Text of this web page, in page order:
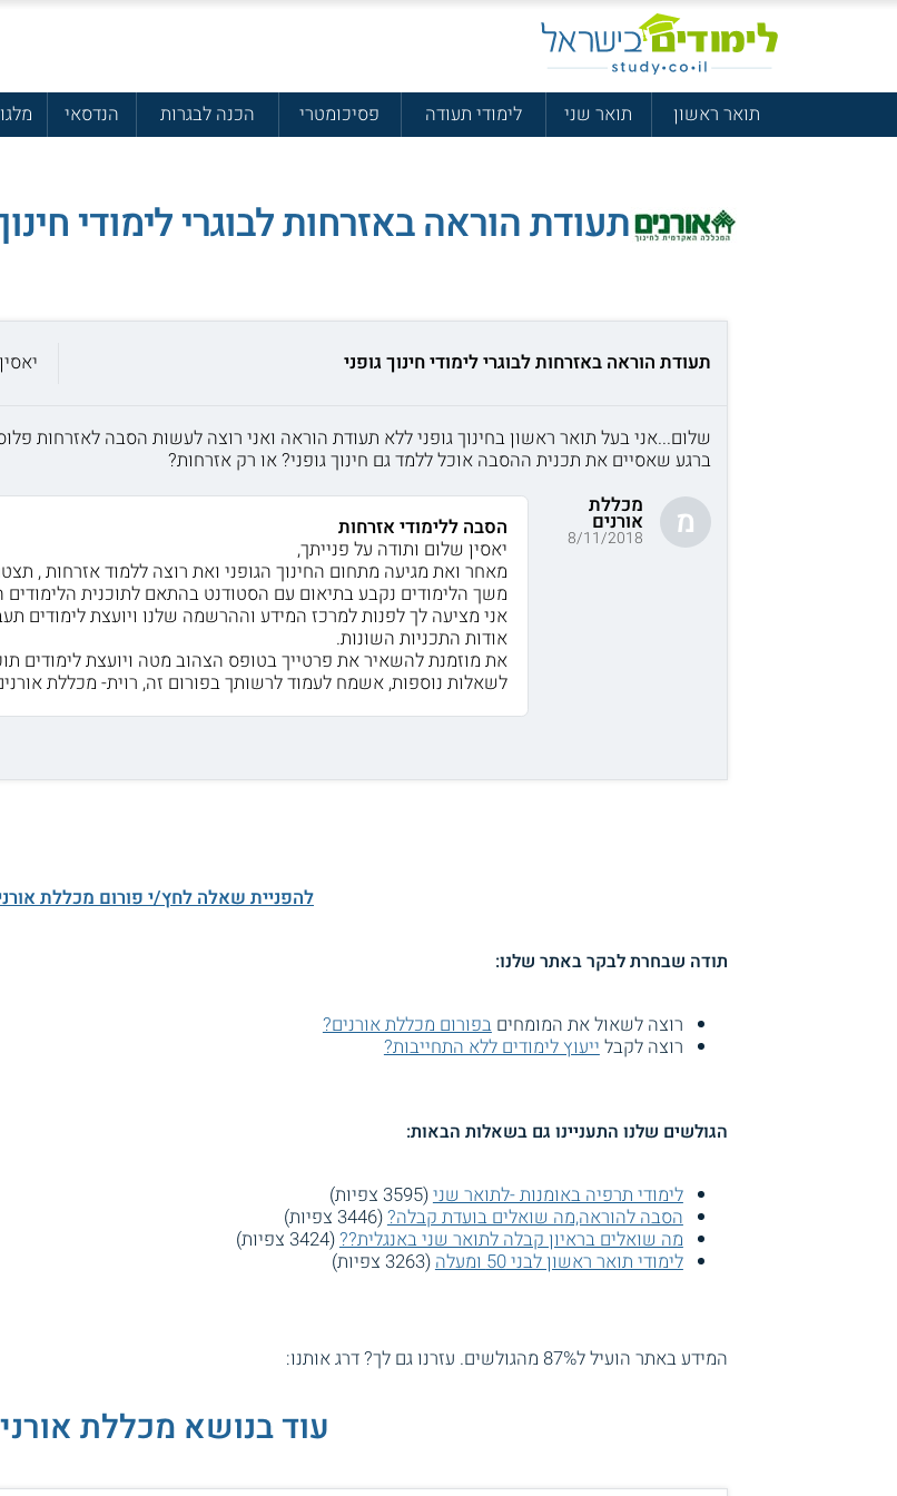
תואר ראשון תואר שני לימודי תעודה פסיכומטרי הכנה לבגרות הנדסאי
תעודת הוראה באזרחות לבוגרי לימודי
תעודת הוראה באזרחות לבוגרי לימודי חינוך גופני יאסין
שלום...אני בעל תואר ראשון בחינוך גופני ללא תעודת הוראה ואני רוצה לעשות הסבה לאזרחות
ברגע שאסיים את תכנית ההסבה אוכל ללמד גם חינוך גופני? או רק אזרחות?
מ מכללת
אורנים
8/11/2018
הסבה ללימודי אזרחות
יאסין שלום ותודה על פנייתך,
מאחר ואת מגיעה מתחום החינוך הגופני ואת רוצה ללמוד אזרחות ,
משך הלימודים נקבע בתיאום עם הסטודנט בהתאם לתוכנית
אני מציעה לך לפנות למרכז המידע וההרשמה שלנו ויועצת לימודים
אודות התכניות השונות.
את מוזמנת להשאיר את פרטייך בטופס הצהוב מטה ויועצת לימודים
לשאלות נוספות, אשמח לעמוד לרשותך בפורום זה, רוית- מכללת
להפניית שאלה לחץ/י פורום מכללת
תודה שבחרת לבקר באתר שלנו:
רוצה לשאול את המומחיםבפורום מכללת אורנים?
רוצה לקבל ייעוץ לימודים ללא התחייבות?
הגולשים שלנו התעניינו גם בשאלות הבאות:
לימודי תרפיה באומנות -לתואר שני(3595 צפיות)
הסבה להוראה,מה שואלים בועדת קבלה?(3446 צפיות)
מה שואלים בראיון קבלה לתואר שני באנגלית??(3424 צפיות)
לימודי תואר ראשון לבני 50 ומעלה
(3263 צפיות)
המידע באתר הועיל ל87% מהגולשים. עזרנו גם לך? דרג אותנו:
עוד בנושא מכללת